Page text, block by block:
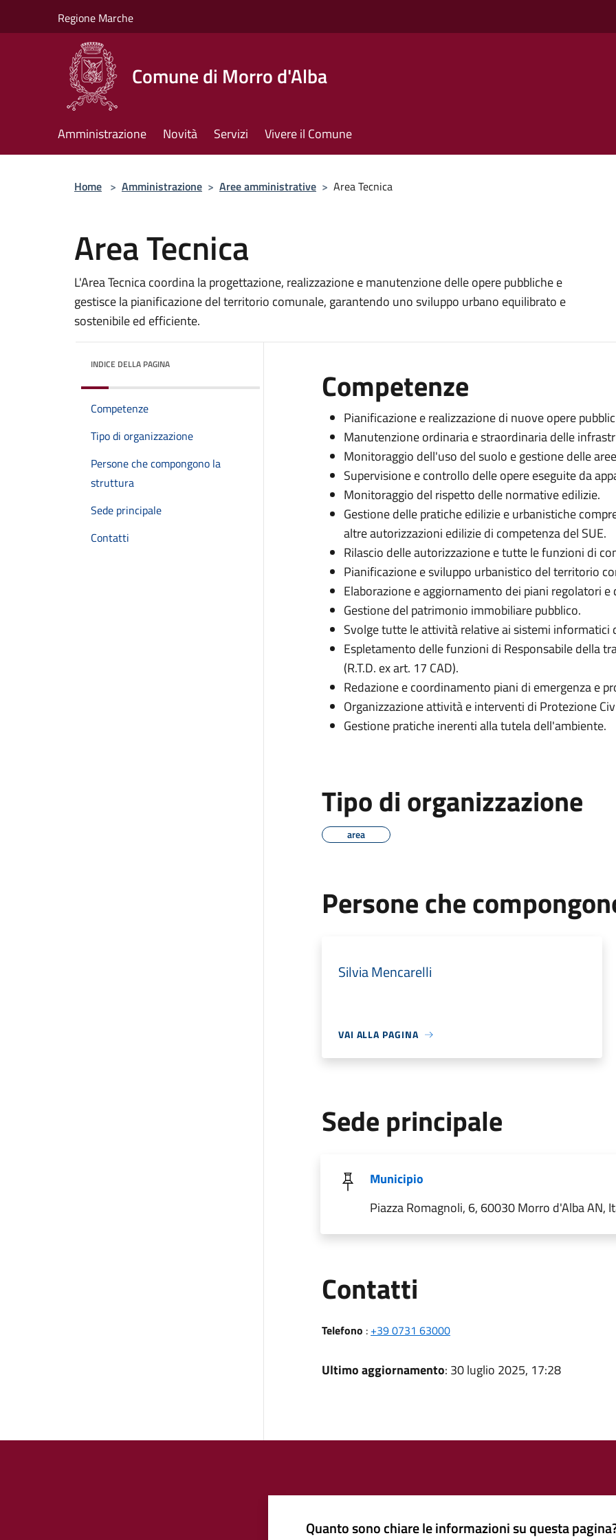
Regione Marche
Comune di Morro d'Alba
Amministrazione Novità Servizi Vivere il Comune
Home > Amministrazione > Aree amministrative > Area Tecnica
Area Tecnica
L'Area Tecnica coordina la progettazione, realizzazione e manutenzione delle opere pubbliche e
gestisce la pianificazione del territorio comunale, garantendo uno sviluppo urbano equilibrato e
sostenibile ed efficiente.
INDICE DELLA PAGINA
Competenze
Tipo di organizzazione
Persone che compongono la
struttura
Sede principale
Contatti
Competenze
Pianificazione e realizzazione di nuove opere
Manutenzione ordinaria e straordinaria delle
Monitoraggio dell'uso del suolo e gestione delle
Supervisione e controllo delle opere eseguite da
Monitoraggio del rispetto delle normative edilizie.
Gestione delle pratiche edilizie e urbanistiche
altre autorizzazioni edilizie di competenza del SUE.
Rilascio delle autorizzazione e tutte le funzioni di
Pianificazione e sviluppo urbanistico del territorio
Elaborazione e aggiornamento dei piani regolatori
Gestione del patrimonio immobiliare pubblico.
Svolge tutte le attività relative ai sistemi informatici
Espletamento delle funzioni di Responsabile della
(R.T.D. ex art. 17 CAD).
Redazione e coordinamento piani di emergenza e
Organizzazione attività e interventi di Protezione
Gestione pratiche inerenti alla tutela dell'ambiente.
Tipo di organizzazione
area
Persone che
Silvia Mencarelli
VAI ALLA PAGINA
Sede principale
Municipio
Piazza Romagnoli, 6, 60030 Morro d'Alba AN,
Contatti
Telefono : +39 0731 63000
Ultimo aggiornamento: 30 luglio 2025, 17:28
Quanto sono chiare le informazioni su questa